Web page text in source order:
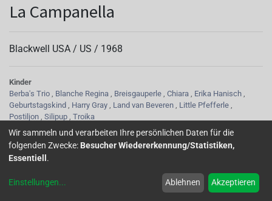
La Campanella
Blackwell USA / US / 1968
Kinder
Berba's Trio , Blanche Regina , Breisgauperle , Chiara , Erika Hanisch ,
Geburtstagskind , Harry Gray , Land van Beveren , Little Pfefferle ,
Postiljon , Silipup , Troika
Tubus
fleischfarben, hell
Sepalen
weiß mit rosa Hauch
halbgefüllt, violettblau
Wir sammeln und verarbeiten Ihre persönlichen Daten für die
folgenden Zwecke: Besucher Wiedererkennung/Statistiken,
Essentiell .
Einstellungen... Ablehnen Akzeptieren